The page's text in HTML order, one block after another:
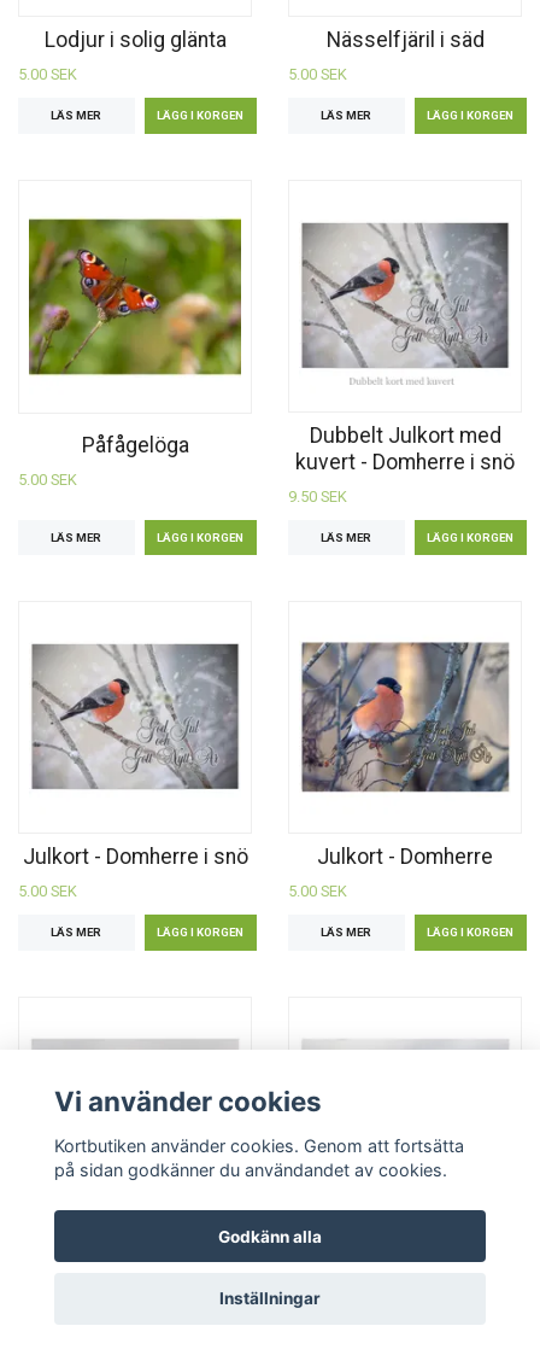
Lodjur i solig glänta
5.00 SEK
LÄS MER
Nässelfjäril i säd
5.00 SEK
LÄS MER
Påfågelöga
5.00 SEK
LÄS MER
Dubbelt Julkort med
kuvert - Domherre i snö
9.50 SEK
LÄS MER
Julkort - Domherre i snö
5.00 SEK
LÄS MER
Julkort - Domherre
5.00 SEK
LÄS MER
Vi använder cookies
Kortbutiken använder cookies. Genom att fortsätta
på sidan godkänner du användandet av cookies.
Godkänn alla
Inställningar